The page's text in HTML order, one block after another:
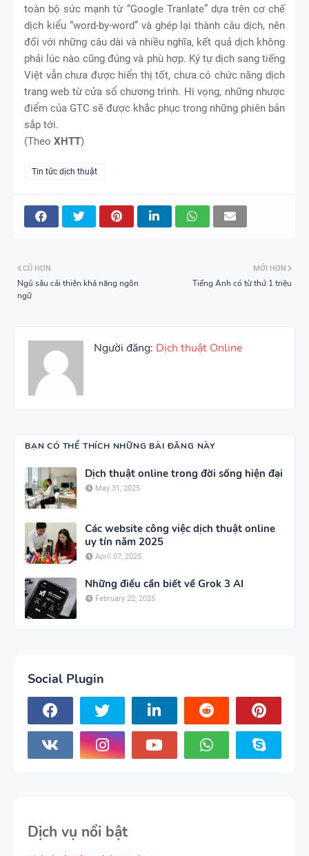
toàn bộ sức mạnh từ “Google Tranlate” dựa trên cơ chế
dịch kiểu “word-by-word” và ghép lại thành câu dịch, nên
đối với những câu dài và nhiều nghĩa, kết quả dịch không
phải lúc nào cũng đúng và phù hợp. Ký tự dịch sang tiếng
Việt vẫn chưa được hiển thị tốt, chưa có chức năng dịch
trang web từ cửa sổ chương trình. Hi vọng, những nhược
điểm của GTC sẽ được khắc phục trong những phiên bản
sắp tới.
(Theo XHTT)
Tin tức dịch thuật
MỚI HƠN
Tiếng Anh có từ thứ 1 triệu
CŨ HƠN
Ngủ sâu cải thiện khả năng ngôn
ngữ
Người đăng: Dịch thuật Online
BẠN CÓ THỂ THÍCH NHỮNG BÀI ĐĂNG NÀY
Dịch thuật online trong đời sống hiện đại
May 31, 2025
Các website công việc dịch thuật online
uy tín năm 2025
April 07, 2025
Những điều cần biết về Grok 3 AI
February 22, 2025
Social Plugin
Dịch vụ nổi bật